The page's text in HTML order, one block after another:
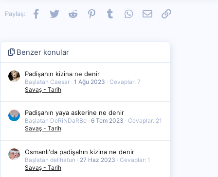
Paylaş: Facebook
TwitterReddit PinterestTumblrWhatsApp
E-postaLink
Benzer konular
Padişahın kizina ne denir
Başlatan Caesar 1 Ağu 2023
Cevaplar: 7
Savaş - Tarih
Padişahın yaya askerine ne denir
Başlatan DeRiNDaRBe 6 Tem 2023
Cevaplar: 21
Savaş - Tarih
Osmanlı'da padişahın kizina ne denir
Başlatan delihatun 27 Haz 2023
Cevaplar: 1
Savaş - Tarih